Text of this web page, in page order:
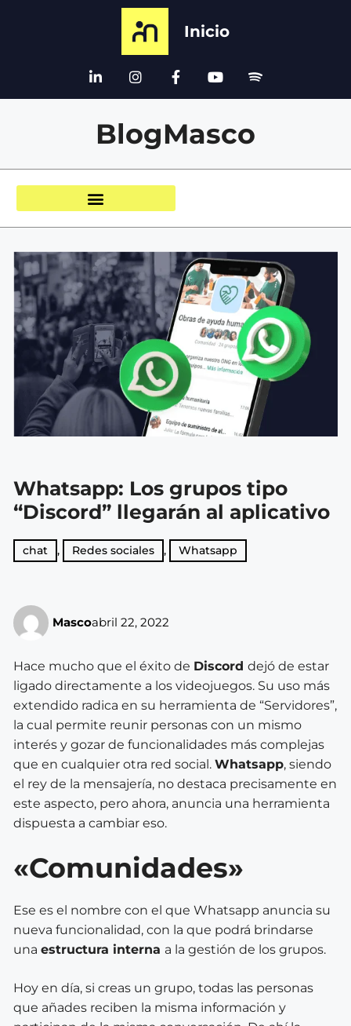
Inicio
BlogMasco
Whatsapp: Los grupos tipo
“Discord” llegarán al aplicativo
chat , Redes sociales , Whatsapp
Mascoabril 22, 2022
Hace mucho que el éxito de Discord dejó de estar
ligado directamente a los videojuegos. Su uso más
extendido radica en su herramienta de “Servidores”,
la cual permite reunir personas con un mismo
interés y gozar de funcionalidades más complejas
que en cualquier otra red social. Whatsapp, siendo
el rey de la mensajería, no destaca precisamente en
este aspecto, pero ahora, anuncia una herramienta
dispuesta a cambiar eso.
«Comunidades»
Ese es el nombre con el que Whatsapp anuncia su
nueva funcionalidad, con la que podrá brindarse
una estructura interna a la gestión de los grupos.
Hoy en día, si creas un grupo, todas las personas
que añades reciben la misma información y